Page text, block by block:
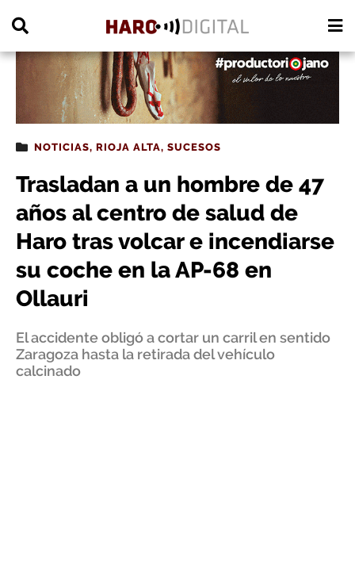
NOTICIAS, RIOJA ALTA, SUCESOS
Trasladan a un hombre de 47
años al centro de salud de
Haro tras volcar e incendiarse
su coche en la AP-68 en
Ollauri
El accidente obligó a cortar un carril en sentido
Zaragoza hasta la retirada del vehículo
calcinado